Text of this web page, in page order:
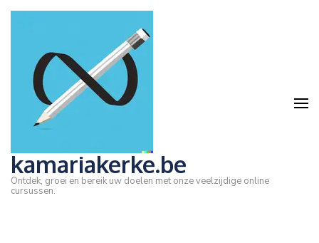
Ga
Enter)
kamariakerke.be
Ontdek, groei en bereik uw doelen met onze veelzijdige online
cursussen.